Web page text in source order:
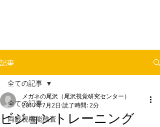
記事
全ての記事
両眼視機能検査
全ての記事
ビジョントレーニング
メガネの尾沢（尾沢視覚研究センター）
2017年7月2日 読了時間: 2分